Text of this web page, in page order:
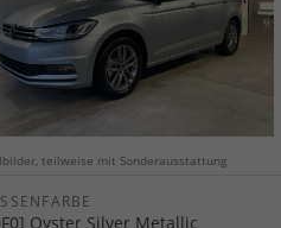
teilweise mit Sonderausstattung
Oyster Silver Metallic